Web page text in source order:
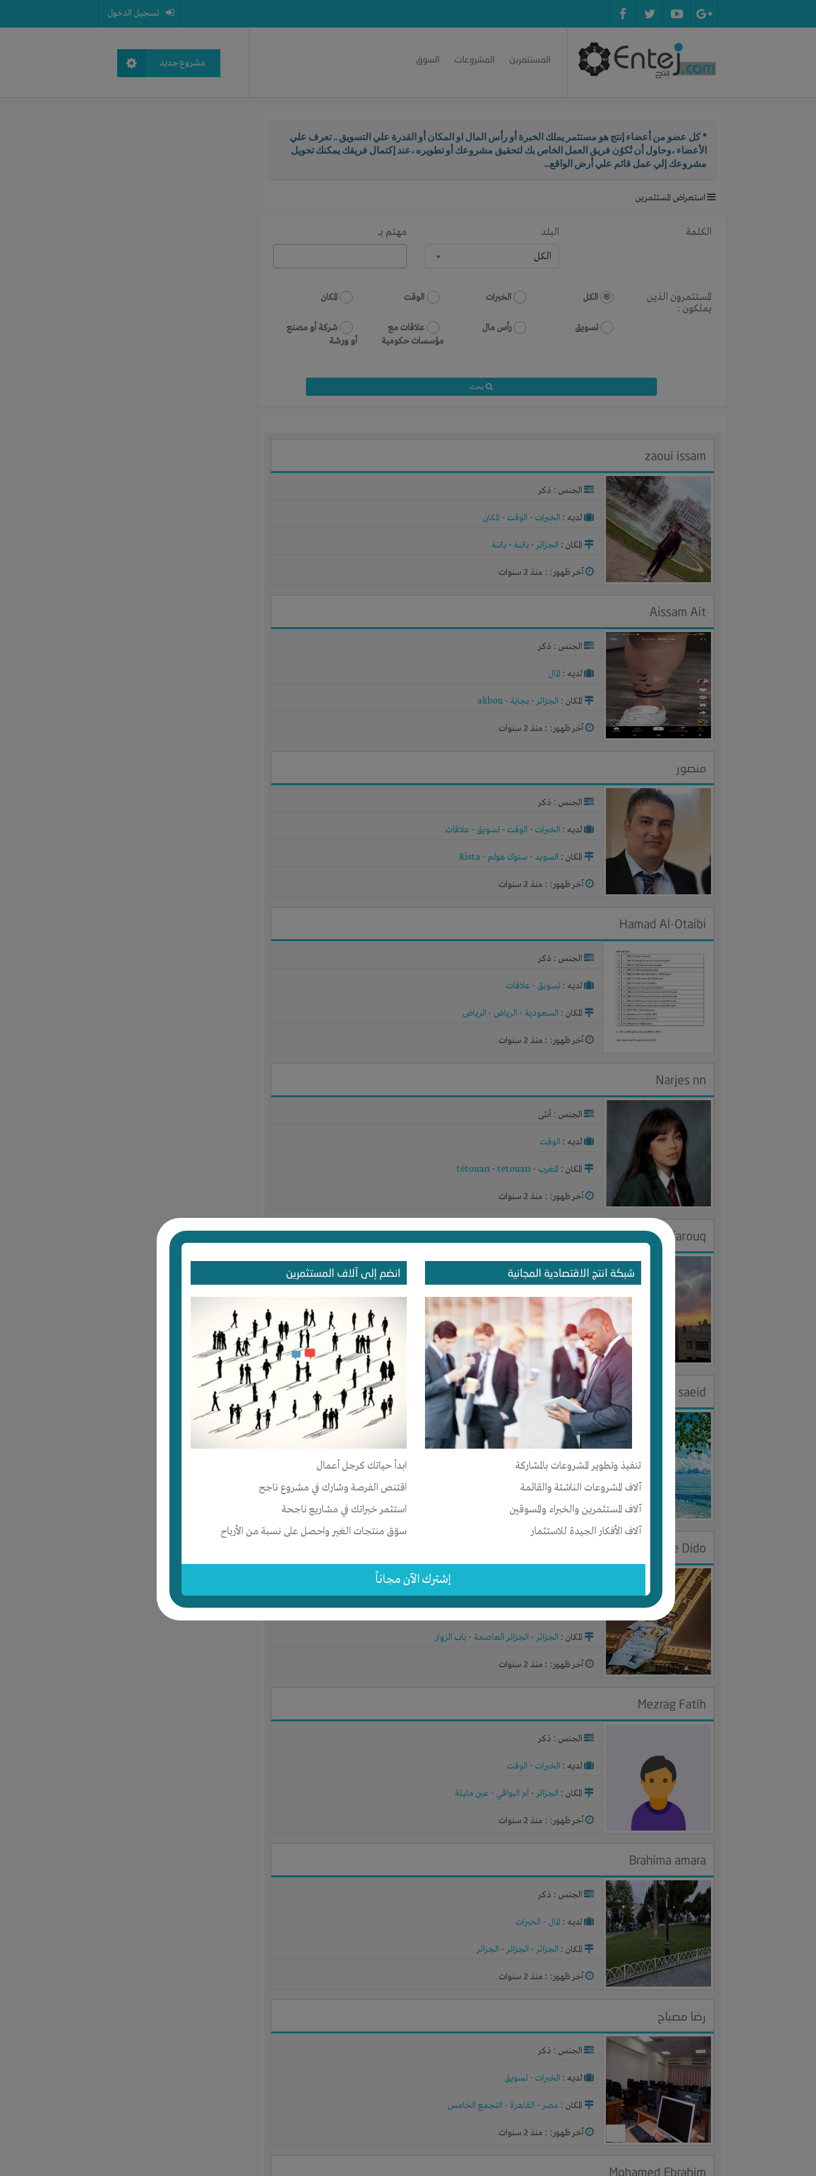
شبكة انتج الاقتصادية المجانية
تنفيذ وتطوير المشروعات بالمشاركة
آلاف المشروعات الناشئة والقائمة
آلاف المستثمرين والخبراء والمسوقين
آلاف الأفكار الجيدة للاستثمار
انضم إلى آلاف المستثمرين
ابدأ حياتك كرجل أعمال
اقتنص الفرصة وشارك في مشروع ناجح
استثمر خبراتك في مشاريع ناجحة
سوّق منتجات الغير واحصل على نسبة من الأرباح
إشترك الآن مجاناً
تسجيل الدخول
المستثمرين المشروعات السوق مشروع جديد
* كل عضو من أعضاء إنتج هو مستثمر يملك الخبرة أو رأس المال او المكان أو القدرة علي التسويق .. تعرف علي
الأعضاء ،وحاول أن تُكوُن فريق العمل الخاص بك لتحقيق مشروعك أو تطويره ،عند إكتمال فريقك يمكنك تحويل
مشروعك إلي عمل قائم علي أرض الواقع...
استعراض المستثمرين
الكلمة
البلد
الكل
مهتم بـــ
المستثمرون الذين
يملكون :
الكل الخبرات الوقت المكان
تسويق رأس مال
علاقات مع
مؤسسات حكومية
شركة أو مصنع
أو ورشة
بحث
zaoui issam
الجنس : ذكر
لديـه : الخبرات - الوقت - المكان
المكان : الجزائر- باتنة - باتنة
آخر ظهور: : منذ 2 سنوات
Aissam Ait
الجنس : ذكر
لديـه : المال
المكان : الجزائر- بجاية -
akbou
آخر ظهور: : منذ 2 سنوات
منصور
الجنس : ذكر
لديـه : الخبرات - الوقت - تسويق - علاقات
المكان : السويد - ستوك هولم -
Kista
آخر ظهور: : منذ 2 سنوات
Hamad Al-Otaibi
الجنس : ذكر
لديـه : تسويق - علاقات
المكان : السعودية - الرياض - الرياض
آخر ظهور: : منذ 2 سنوات
Narjes nn
الجنس : أنثى
لديـه : الوقت
المكان : المغرب -
tétouan -tetouan
آخر ظهور: : منذ 2 سنوات
Mahmoud farouq
الجنس : ذكر
لديـه :المكان-تسويق-علاقات-شركة أو مصنع أو ورشة
المكان : مصر-الجيزة- كل المناطق
آخر ظهور: : منذ 2 سنوات
fesal saeid
الجنس : ذكر
المكان : مصر -القاهرة
آخر ظهور: : منذ 2 سنوات
Amine Dido
لديـه :المال-تسويق
المكان : الجزائر- الجزائر العاصمة - باب الزوار
آخر ظهور: : منذ 2 سنوات
Mezrag Fatih
الجنس : ذكر
لديـه : الخبرات - الوقت
المكان : الجزائر- أم البواقي - عين مليلة
آخر ظهور: : منذ 2 سنوات
Brahima amara
الجنس : ذكر
لديـه : المال - الخبرات
المكان : الجزائر- الجزائر- الجزائر
آخر ظهور: : منذ 2 سنوات
رضا مصباح
الجنس : ذكر
لديـه : الخبرات - تسويق
المكان : مصر- القاهرة - التجمع الخامس
آخر ظهور: : منذ 2 سنوات
Mohamed Ebrahim